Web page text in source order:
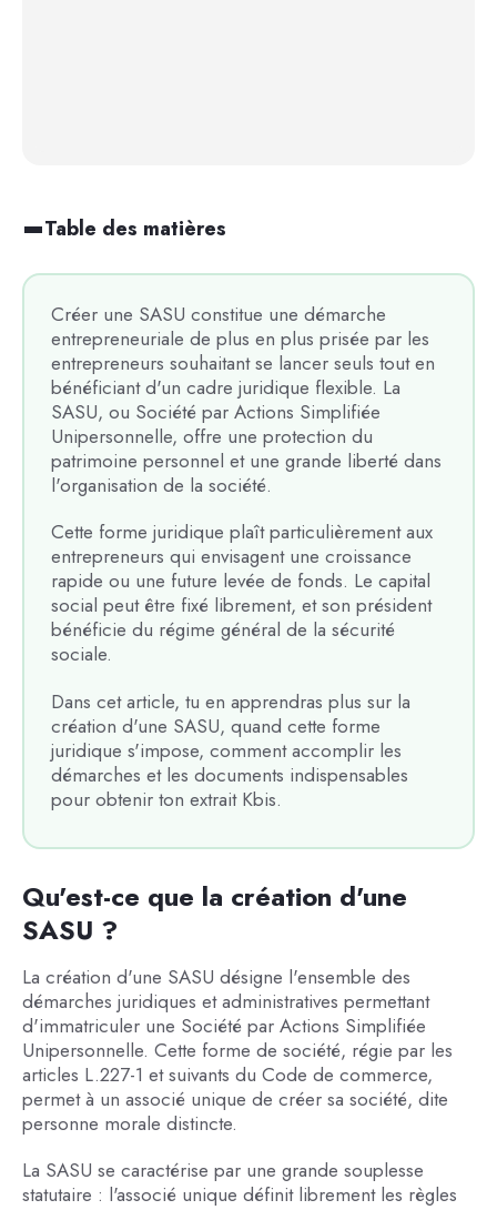
Créer une SASU constitue une démarche
entrepreneuriale de plus en plus prisée par les
entrepreneurs souhaitant se lancer seuls tout en
bénéficiant d'un cadre juridique flexible. La
SASU, ou Société par Actions Simplifiée
Unipersonnelle, offre une protection du
patrimoine personnel et une grande liberté dans
l'organisation de la société.
Cette forme juridique plaît particulièrement aux
entrepreneurs qui envisagent une croissance
rapide ou une future levée de fonds. Le capital
social peut être fixé librement, et son président
bénéficie du régime général de la sécurité
sociale.
Dans cet article, tu en apprendras plus sur la
création d'une SASU, quand cette forme
juridique s'impose, comment accomplir les
démarches et les documents indispensables
pour obtenir ton extrait Kbis.
Table des matières
Qu'est-ce que la création d'une
SASU ?
La création d'une SASU désigne l'ensemble des
démarches juridiques et administratives permettant
d'immatriculer une Société par Actions Simplifiée
Unipersonnelle. Cette forme de société, régie par les
articles L.227-1 et suivants du Code de commerce,
permet à un associé unique de créer sa société, dite
personne morale distincte.
La SASU se caractérise par une grande souplesse
statutaire : l'associé unique définit librement les règles